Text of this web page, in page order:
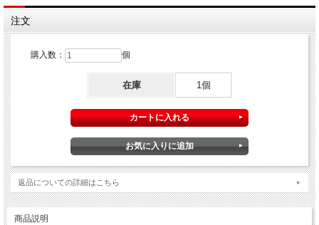
注文
購入数： 個
在庫 1個
返品についての詳細はこちら
商品説明